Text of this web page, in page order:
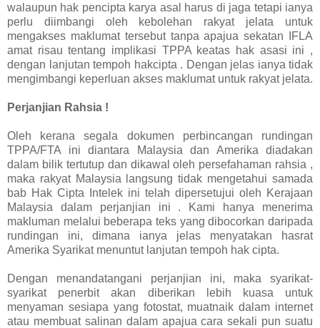
walaupun hak pencipta karya asal harus di jaga tetapi ianya
perlu diimbangi oleh kebolehan rakyat jelata untuk
mengakses maklumat tersebut tanpa apajua sekatan IFLA
amat risau tentang implikasi TPPA keatas hak asasi ini ,
dengan lanjutan tempoh hakcipta . Dengan jelas ianya tidak
mengimbangi keperluan akses maklumat untuk rakyat jelata.
Perjanjian Rahsia !
Oleh kerana segala dokumen perbincangan rundingan
TPPA/FTA ini diantara Malaysia dan Amerika diadakan
dalam bilik tertutup dan dikawal oleh persefahaman rahsia ,
maka rakyat Malaysia langsung tidak mengetahui samada
bab Hak Cipta Intelek ini telah dipersetujui oleh Kerajaan
Malaysia dalam perjanjian ini . Kami hanya menerima
makluman melalui beberapa teks yang dibocorkan daripada
rundingan ini, dimana ianya jelas menyatakan hasrat
Amerika Syarikat menuntut lanjutan tempoh hak cipta.
Dengan menandatangani perjanjian ini, maka syarikat-
syarikat penerbit akan diberikan lebih kuasa untuk
menyaman sesiapa yang fotostat, muatnaik dalam internet
atau membuat salinan dalam apajua cara sekali pun suatu